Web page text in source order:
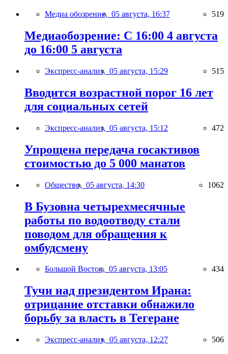
Медиа обозрение, 05 августа, 16:37 519
Медиаобозрение: С 16:00 4 августа
до 16:00 5 августа
Экспресс-анализ, 05 августа, 15:29 515
Вводится возрастной порог 16 лет
для социальных сетей
Экспресс-анализ, 05 августа, 15:12 472
Упрощена передача госактивов
стоимостью до 5 000 манатов
Общество, 05 августа, 14:30 1062
В Бузовна четырехмесячные
работы по водоотводу стали
поводом для обращения к
омбудсмену
Большой Восток, 05 августа, 13:05 434
Тучи над президентом Ирана:
отрицание отставки обнажило
борьбу за власть в Тегеране
Экспресс-анализ, 05 августа, 12:27 506